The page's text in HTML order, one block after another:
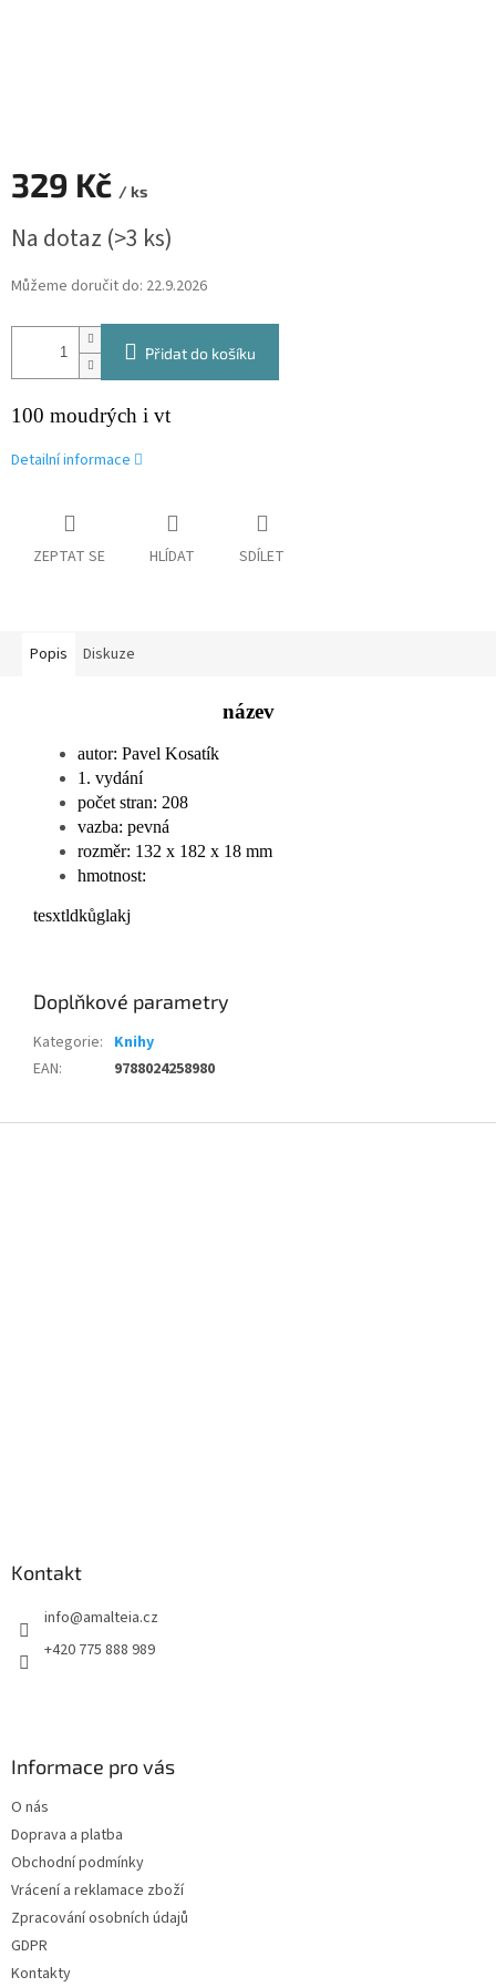
329 Kč / ks
cena:
Na dotaz (>3 ks)
Můžeme doručit do: 22.9.2026
Přidat do košíku
100 moudrých i vt
Detailní informace
ZEPTAT SE HLÍDAT SDÍLET
Popis Diskuze
název
autor: Pavel Kosatík
1. vydání
počet stran: 208
vazba: pevná
rozměr: 132 x 182 x 18 mm
hmotnost:
tesxtldkůglakj
Doplňkové parametry
Kategorie: Knihy
EAN: 9788024258980
Kontakt
info@amalteia.cz
+420 775 888 989
Informace pro vás
O nás
Doprava a platba
Obchodní podmínky
Vrácení a reklamace zboží
Zpracování osobních údajů
GDPR
Kontakty